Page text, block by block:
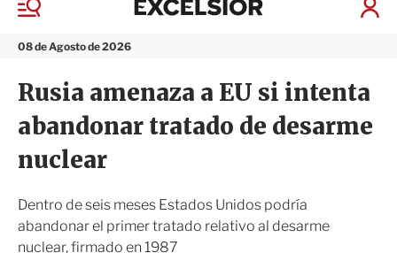
M
n
08 de Agosto de 2026
I
a
S
x
i
r
Rusia amenaza a EU si intenta
abandonar tratado de desarme
nuclear
Dentro de seis meses Estados Unidos podría
abandonar el primer tratado relativo al desarme
nuclear, firmado en 1987